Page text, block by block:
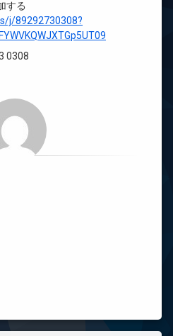
する
j/89292730308?
0308